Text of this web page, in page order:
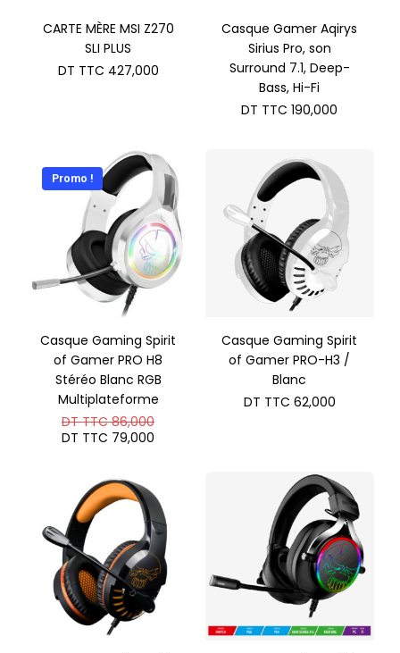
CARTE MÈRE MSI Z270
SLI PLUS
DT TTC 427,000
Casque Gamer Aqirys
Sirius Pro, son
Surround 7.1, Deep-
Bass, Hi-Fi
DT TTC 190,000
Promo !
Casque Gaming Spirit
of Gamer PRO H8
Stéréo Blanc RGB
Multiplateforme
DT TTC86,000Le
TTC 86,000.
DT TTC 79,000
DT
TTC 79,000.
Casque Gaming Spirit
of Gamer PRO-H3 /
Blanc
DT TTC 62,000